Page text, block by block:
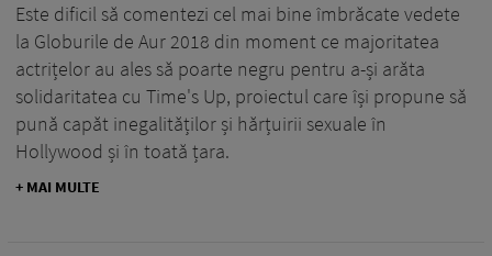
Este dificil să comentezi cel mai bine îmbrăcate vedete
la Globurile de Aur 2018 din moment ce majoritatea
actrițelor au ales să poarte negru pentru a-și arăta
solidaritatea cu Time's Up, proiectul care își propune să
pună capăt inegalităților și hărțuirii sexuale în
Hollywood și în toată țara.
+ MAI MULTE